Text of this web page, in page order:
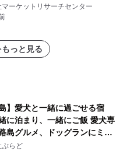
ーケットリサーチセンター
っと見る
島】愛犬と一緒に過ごせる宿
に泊まり、一緒にご飯 愛犬専
島グルメ、ドッグランにミニ
ランピングとトレーラーハウ
ぷらど